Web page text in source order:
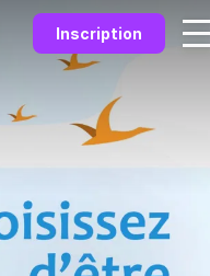
Inscription